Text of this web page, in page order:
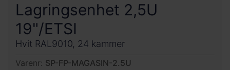
Lagringsenhet 2,5U
19"/ETSI
Hvit RAL9010, 24 kammer
Varenr: SP-FP-MAGASIN-2.5U